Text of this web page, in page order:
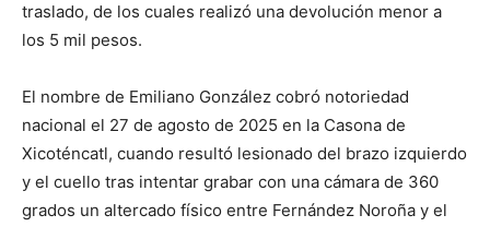
traslado, de los cuales realizó una devolución menor a
los 5 mil pesos.
El nombre de Emiliano González cobró notoriedad
nacional el 27 de agosto de 2025 en la Casona de
Xicoténcatl, cuando resultó lesionado del brazo izquierdo
y el cuello tras intentar grabar con una cámara de 360
grados un altercado físico entre Fernández Noroña y el